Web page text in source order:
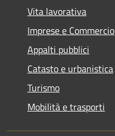
Vita lavorativa
Imprese e Commercio
Appalti pubblici
Catasto e urbanistica
Turismo
Mobilità e trasporti